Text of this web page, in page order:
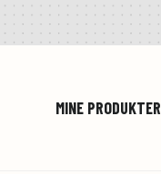
MINE PRODUKTER